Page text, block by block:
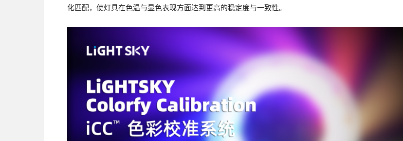
化匹配，使灯具在色温与显色表现方面达到更高的稳定度与一致性。